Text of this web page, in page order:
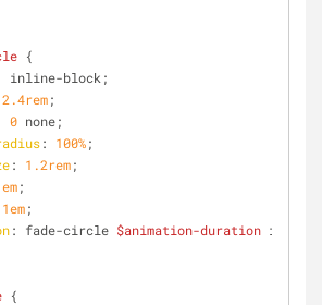
{
inline-block;
2.4rem;
0 none;
: 100%;
: 1.2rem;
;
1em;
: fade-circle $animation-duration
{